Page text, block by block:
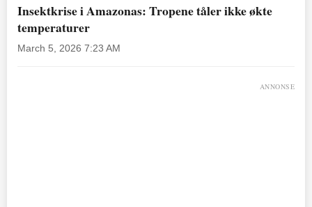
Insektkrise i Amazonas: Tropene tåler ikke økte
temperaturer
March 5, 2026 7:23 AM
ANNONSE